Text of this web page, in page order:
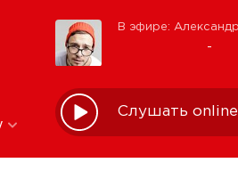
Слушать online